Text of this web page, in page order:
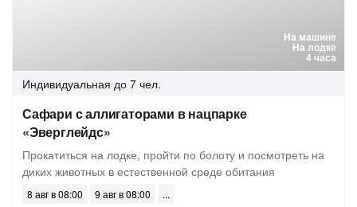
На машине
На лодке
4 часа
Индивидуальная до 7 чел.
Сафари с аллигаторами в нацпарке
«Эверглейдс»
Прокатиться на лодке, пройти по болоту и посмотреть на
диких животных в естественной среде обитания
8 авг в 08:00
9 авг в 08:00